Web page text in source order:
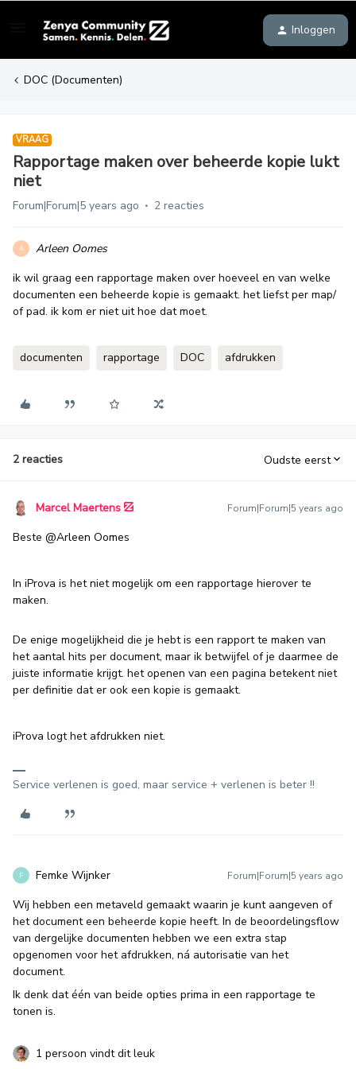
Inloggen
DOC (Documenten)
VRAAG
Rapportage maken over beheerde kopie lukt
niet
Forum|Forum|5 years ago 2 reacties
A
Arleen Oomes
ik wil graag een rapportage maken over hoeveel en van welke
documenten een beheerde kopie is gemaakt. het liefst per map/
of pad. ik kom er niet uit hoe dat moet.
documenten rapportage DOC afdrukken
2 reacties Oudste eerst
Marcel Maertens Forum|Forum|5 years ago
Beste @Arleen Oomes
In iProva is het niet mogelijk om een rapportage hierover te
maken.
De enige mogelijkheid die je hebt is een rapport te maken van
het aantal hits per document, maar ik betwijfel of je daarmee de
juiste informatie krijgt. het openen van een pagina betekent niet
per definitie dat er ook een kopie is gemaakt.
iProva logt het afdrukken niet.
Service verlenen is goed, maar service + verlenen is beter !!
F Femke Wijnker Forum|Forum|5 years ago
Wij hebben een metaveld gemaakt waarin je kunt aangeven of
het document een beheerde kopie heeft. In de beoordelingsflow
van dergelijke documenten hebben we een extra stap
opgenomen voor het afdrukken, ná autorisatie van het
document.
Ik denk dat één van beide opties prima in een rapportage te
tonen is.
1 persoon vindt dit leuk